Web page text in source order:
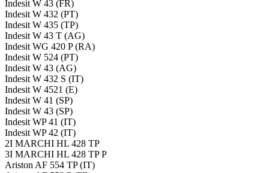
Indesit W 43 (FR)
Indesit W 432 (PT)
Indesit W 435 (TP)
Indesit W 43 T (AG)
Indesit WG 420 P (RA)
Indesit W 524 (PT)
Indesit W 43 (AG)
Indesit W 432 S (IT)
Indesit W 4521 (E)
Indesit W 41 (SP)
Indesit W 43 (SP)
Indesit WP 41 (IT)
Indesit WP 42 (IT)
2I MARCHI HL 428 TP
3I MARCHI HL 428 TP P
Ariston AF 554 TP (IT)